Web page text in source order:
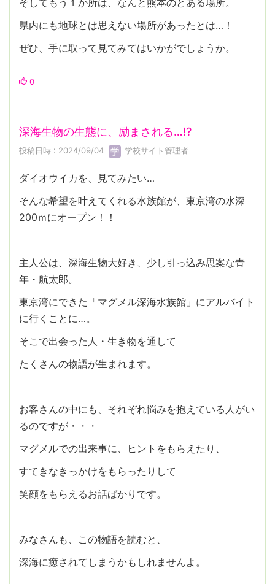
そしてもう１か所は、なんと熊本のとある場所。
県内にも地球とは思えない場所があったとは…！
ぜひ、手に取って見てみてはいかがでしょうか。
0
深海生物の生態に、励まされる…!?
投稿日時 : 2024/09/04 学校サイト管理者
ダイオウイカを、見てみたい…
そんな希望を叶えてくれる水族館が、東京湾の水深
200ｍにオープン！！
主人公は、深海生物大好き、少し引っ込み思案な青
年・航太郎。
東京湾にできた「マグメル深海水族館」にアルバイト
に行くことに…。
そこで出会った人・生き物を通して
たくさんの物語が生まれます。
お客さんの中にも、それぞれ悩みを抱えている人がい
るのですが・・・
マグメルでの出来事に、ヒントをもらえたり、
すてきなきっかけをもらったりして
笑顔をもらえるお話ばかりです。
みなさんも、この物語を読むと、
深海に癒されてしまうかもしれませんよ。